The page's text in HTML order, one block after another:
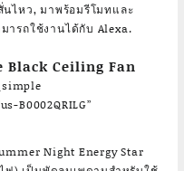
ไหว, มาพร้อมรีโมทและ
ารถใช้งานได้กับ Alexa.
Black Ceiling Fan
B0002QRILG”
Night Energy Star